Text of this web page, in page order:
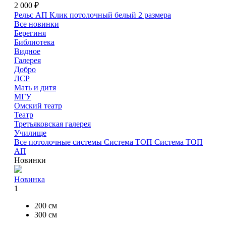
2 000 ₽
Рельс АП Клик потолочный белый 2 размера
Все новинки
Берегиня
Библиотека
Видное
Галерея
Добро
ЛСР
Мать и дитя
МГУ
Омский театр
Театр
Третьяковская галерея
Училище
Все потолочные системы Система ТОП Система ТОП
АП
Новинки
Новинка
1
200 см
300 см